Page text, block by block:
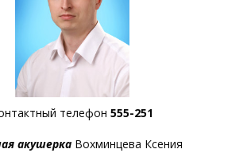
телефон555-251
акушерка Вохминцева Ксения